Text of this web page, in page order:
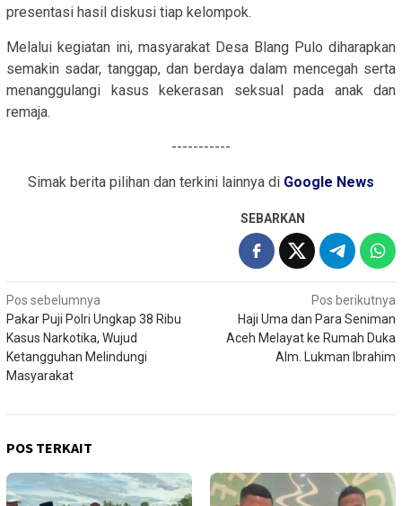
presentasi hasil diskusi tiap kelompok.
Melalui kegiatan ini, masyarakat Desa Blang Pulo diharapkan
semakin sadar, tanggap, dan berdaya dalam mencegah serta
menanggulangi kasus kekerasan seksual pada anak dan
remaja.
-----------
Simak berita pilihan dan terkini lainnya di Google News
SEBARKAN
Navigasi
pos
Pos sebelumnya
Pakar Puji Polri Ungkap 38 Ribu
Kasus Narkotika, Wujud
Ketangguhan Melindungi
Masyarakat
Pos berikutnya
Haji Uma dan Para Seniman
Aceh Melayat ke Rumah Duka
Alm. Lukman Ibrahim
POS TERKAIT